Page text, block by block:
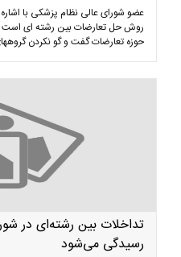
عضو شورای عالی نظام پزشکی با
روش حل تعارضات بین رشته ای است
حوزه تعارضات گفت و گو نکردن
تداخلات بین رشته‌ای در
رسیدگی می‌شود